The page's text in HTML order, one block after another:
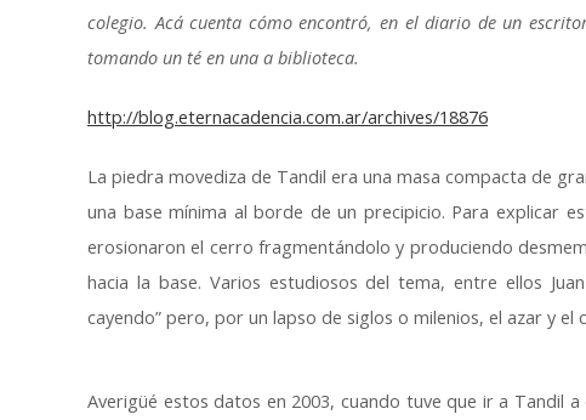
colegio. Acá cuenta cómo encontró, en el diario de un
tomando un té en una a biblioteca.
http://blog.eternacadencia.com.ar/archives/18876
La piedra movediza de Tandil era una masa compacta de
una base mínima al borde de un precipicio. Para explicar
erosionaron el cerro fragmentándolo y produciendo
hacia la base. Varios estudiosos del tema, entre ellos
cayendo” pero, por un lapso de siglos o milenios, el azar y
Averigüé estos datos en 2003, cuando tuve que ir a Tandil